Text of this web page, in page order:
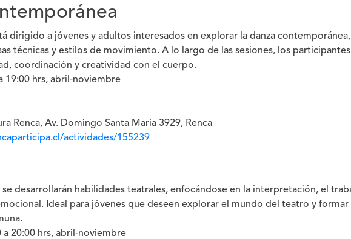
dirigido a jóvenes y adultos interesados en explorar la danza contemporánea,
técnicas y estilos de movimiento. A lo largo de las sesiones, los participantes
coordinación y creatividad con el cuerpo.
19:00 hrs, abril-noviembre
Renca, Av. Domingo Santa Maria 3929, Renca
actividades/155239
desarrollarán habilidades teatrales, enfocándose en la interpretación, el
Ideal para jóvenes que deseen explorar el mundo del teatro y formar
20:00 hrs, abril-noviembre